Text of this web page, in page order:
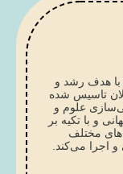
هدف رشد و
تاسیس شده
علوم و
و با تکیه بر
مختلف
اجرا می‌کند.